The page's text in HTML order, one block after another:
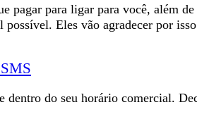
pagar para ligar para você, além
Eles vão agradecer por
do seu horário comercial.